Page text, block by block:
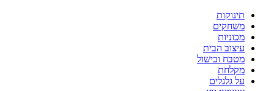
תינוקות
משחקים
מכוניות
עיצוב הבית
מטבח ובישול
מקלחת
על גלגלים